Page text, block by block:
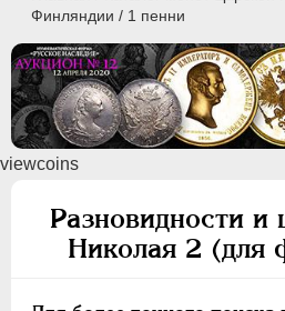
Финляндии / 1 пенни
viewcoins
Разновидности и
Николая 2 (для
ПEТР I 1699 - 1725
ЕКАТЕРИНА I
АННА ИОАННОВНА 1730-
ИОАНН АНТОНОВИЧ 1740-